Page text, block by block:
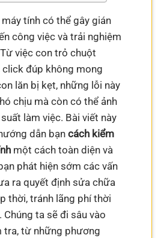
tính có thể gây gián
công việc và trải nghiệm
việc con trỏ chuột
click đúp không mong
lăn bị kẹt, những lỗi này
chịu mà còn có thể ảnh
làm việc. Bài viết này
dẫn bạncách kiểm
một cách toàn diện và
phát hiện sớm các vấn
ra quyết định sửa chữa
thời, tránh lãng phí thời
Chúng ta sẽ đi sâu vào
từ những phương